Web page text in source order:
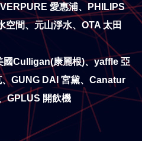
愛惠浦、PHILIPS
間、元山淨水、OTA 太田
國Culligan(康麗根)、yaffle 亞
GUNG DAI 宮黛、Canatur
GPLUS 開飲機